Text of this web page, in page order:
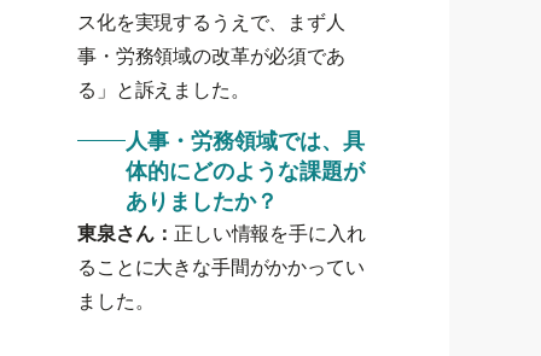
ス化を実現するうえで、まず人
事・労務領域の改革が必須であ
る」と訴えました。
人事・労務領域では、具
体的にどのような課題が
ありましたか？
東泉さん： 正しい情報を手に入れ
ることに大きな手間がかかってい
ました。